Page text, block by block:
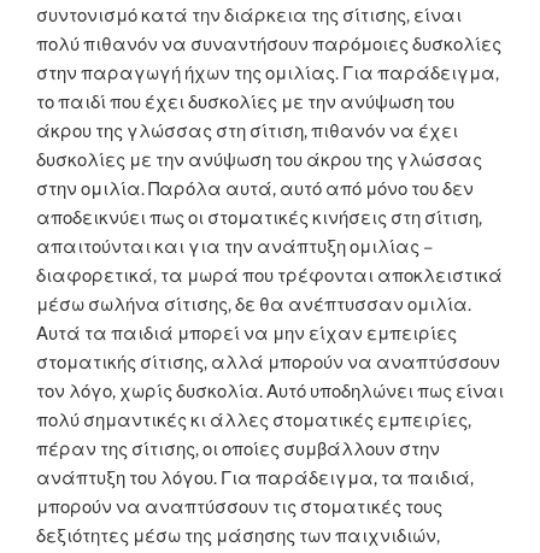
συντονισμό κατά την διάρκεια της σίτισης, είναι
πολύ πιθανόν να συναντήσουν παρόμοιες δυσκολίες
στην παραγωγή ήχων της ομιλίας. Για παράδειγμα,
το παιδί που έχει δυσκολίες με την ανύψωση του
άκρου της γλώσσας στη σίτιση, πιθανόν να έχει
δυσκολίες με την ανύψωση του άκρου της γλώσσας
στην ομιλία. Παρόλα αυτά, αυτό από μόνο του δεν
αποδεικνύει πως οι στοματικές κινήσεις στη σίτιση,
απαιτούνται και για την ανάπτυξη ομιλίας –
διαφορετικά, τα μωρά που τρέφονται αποκλειστικά
μέσω σωλήνα σίτισης, δε θα ανέπτυσσαν ομιλία.
Αυτά τα παιδιά μπορεί να μην είχαν εμπειρίες
στοματικής σίτισης, αλλά μπορούν να αναπτύσσουν
τον λόγο, χωρίς δυσκολία. Αυτό υποδηλώνει πως είναι
πολύ σημαντικές κι άλλες στοματικές εμπειρίες,
πέραν της σίτισης, οι οποίες συμβάλλουν στην
ανάπτυξη του λόγου. Για παράδειγμα, τα παιδιά,
μπορούν να αναπτύσσουν τις στοματικές τους
δεξιότητες μέσω της μάσησης των παιχνιδιών,